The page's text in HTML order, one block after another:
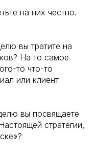
на них честно.
вы тратите на
На то самое
то что-то
или клиент
вы посвящаете
стратегии,